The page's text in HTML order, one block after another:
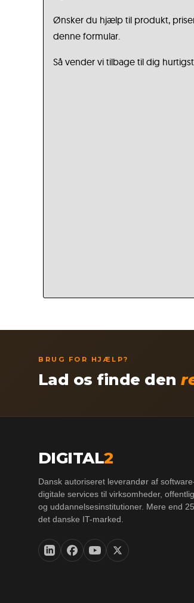
Ønsker du hjælp til produkt,
denne formular.
Så vender vi tilbage til dig
BRUG FOR HJÆLP?
Lad os finde den
DIGITAL2
Dansk autoriseret leverandør af
digitale services til virksomheder,
og uddannelsesinstitutioner. Mere end
det danske IT-marked.